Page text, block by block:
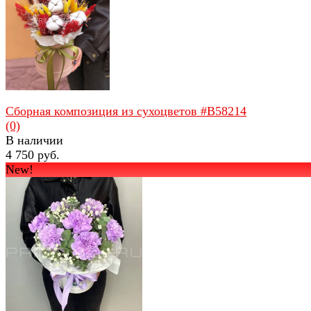
избранное сравнить
избранное сравнить
Сборная композиция из сухоцветов #B58214
(0)
В наличии
4 750 руб.
New!